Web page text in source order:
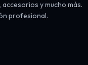
y mucho más.
profesional.